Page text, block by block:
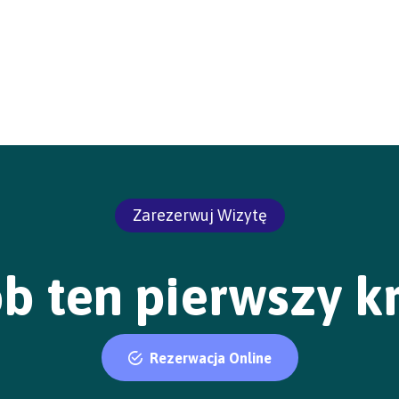
Zarezerwuj Wizytę
ten pierwszy
Rezerwacja Online